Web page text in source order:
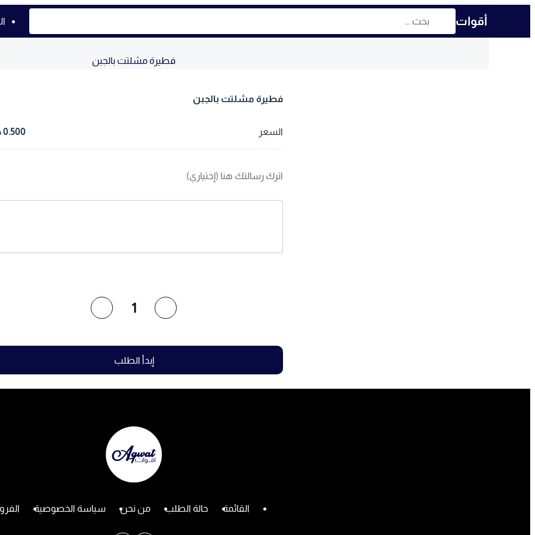
أقوات
فطيرة مشلتت بالجبن
فطيرة مشلتت بالجبن
السعر 0.500 د.ك
اترك رسالتك هنا (إختياري)
1
إبدأ الطلب
القائمة حالة الطلب من نحن سياسة الخصوصية